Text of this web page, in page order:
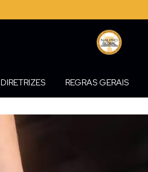
DIRETRIZES REGRAS GERAIS